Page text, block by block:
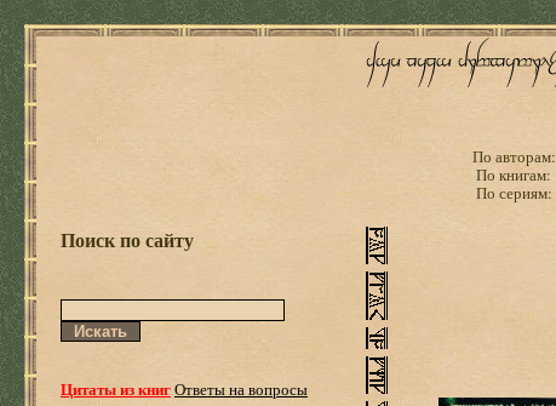
По авторам:
По книгам:
По сериям:
Поиск по сайту
Цитаты из книгОтветы на вопросы